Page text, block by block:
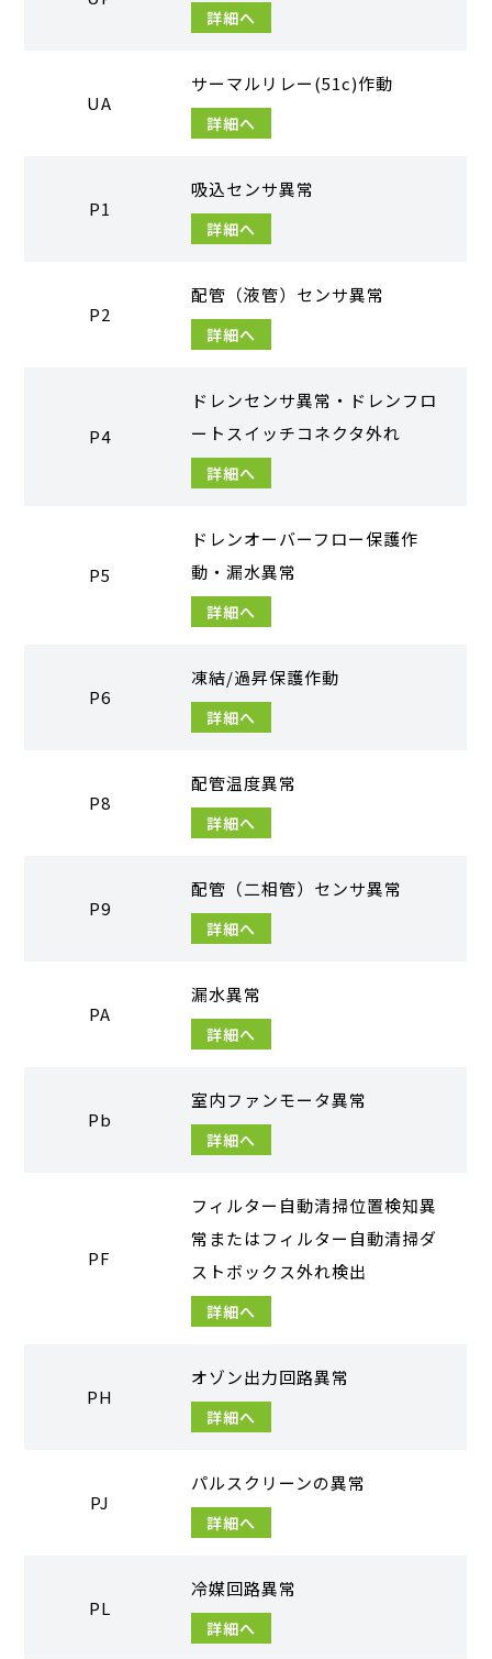
詳細へ
UA
サーマルリレー(51c)作動
詳細へ
P1
吸込センサ異常
詳細へ
P2
配管（液管）センサ異常
詳細へ
P4
ドレンセンサ異常・ドレンフロ
ートスイッチコネクタ外れ
詳細へ
P5
ドレンオーバーフロー保護作
動・漏水異常
詳細へ
P6
凍結/過昇保護作動
詳細へ
P8
配管温度異常
詳細へ
P9
配管（二相管）センサ異常
詳細へ
PA
漏水異常
詳細へ
Pb
室内ファンモータ異常
詳細へ
PF
フィルター自動清掃位置検知異
常またはフィルター自動清掃ダ
ストボックス外れ検出
詳細へ
PH
オゾン出力回路異常
詳細へ
PJ
パルスクリーンの異常
詳細へ
PL
冷媒回路異常
詳細へ